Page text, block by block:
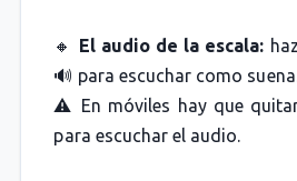
🔸 El audio de la escala:
🔊 para escuchar como
⚠️ En móviles hay que
para escuchar el audio.